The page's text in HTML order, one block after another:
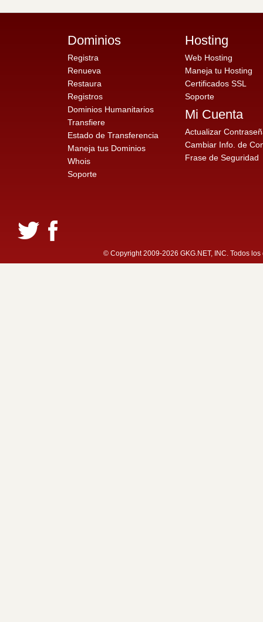
Dominios
Registra
Renueva
Restaura
Registros
Dominios Humanitarios
Transfiere
Estado de Transferencia
Maneja tus Dominios
Whois
Soporte
Hosting
Web Hosting
Maneja tu Hosting
Certificados SSL
Soporte
Mi Cuenta
Actualizar
Cambiar Info. de
Frase de Seguridad
© Copyright 2009-2026 GKG.NET, INC. Todos